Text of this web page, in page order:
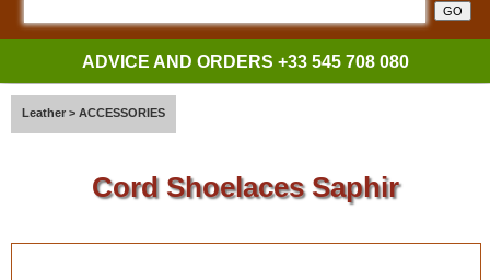
ADVICE AND ORDERS +33 545 708 080
Leather > ACCESSORIES
Cord Shoelaces Saphir